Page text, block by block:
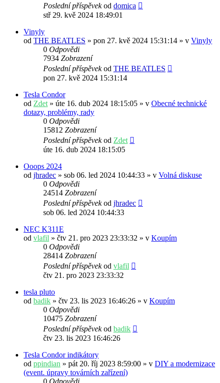
Poslední příspěvekod domica
stř 29. kvě 2024 18:49:01
Vinyly
od THE BEATLES » pon 27. kvě 2024 15:31:14 » v Vinyly
0 Odpovědi
7934 Zobrazení
Poslední příspěvekod THE BEATLES
pon 27. kvě 2024 15:31:14
Tesla Condor
od Zdet » úte 16. dub 2024 18:15:05 » v Obecné technické
dotazy, problémy, rady
0 Odpovědi
15812 Zobrazení
Poslední příspěvekod Zdet
úte 16. dub 2024 18:15:05
Ooops 2024
od jhradec » sob 06. led 2024 10:44:33 » v Volná diskuse
0 Odpovědi
24514 Zobrazení
Poslední příspěvekod jhradec
sob 06. led 2024 10:44:33
NEC K311E
od vlafil » čtv 21. pro 2023 23:33:32 » v Koupím
0 Odpovědi
28414 Zobrazení
Poslední příspěvekod vlafil
čtv 21. pro 2023 23:33:32
tesla pluto
od badik » čtv 23. lis 2023 16:46:26 » v Koupím
0 Odpovědi
10475 Zobrazení
Poslední příspěvekod badik
čtv 23. lis 2023 16:46:26
Tesla Condor indikátory
od ppindian » pát 20. říj 2023 8:59:00 » v DIY a modernizace
(event. úpravy továrních zařízení)
0 Odpovědi